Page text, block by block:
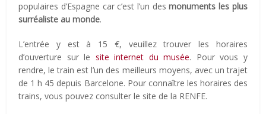
populaires d’Espagne car c’est l’un desmonuments les plus
surréaliste au monde.
L’entrée y est à 15 €, veuillez trouver les horaires
d’ouverture sur le site internet du musée. Pour vous y
rendre, le train est l’un des meilleurs moyens, avec un trajet
de 1 h 45 depuis Barcelone. Pour connaître les horaires des
trains, vous pouvez consulter le site de la RENFE.